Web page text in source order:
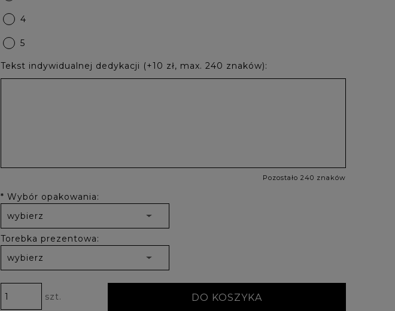
4
5
Tekst indywidualnej dedykacji (+10 zł, max. 240 znaków):
Pozostało 240 znaków
* Wybór opakowania:
Torebka prezentowa:
szt. DO KOSZYKA